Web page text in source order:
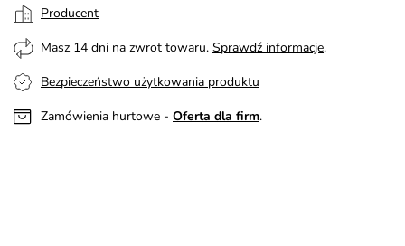
Producent
Masz 14 dni na zwrot towaru. Sprawdź informacje.
Bezpieczeństwo użytkowania produktu
Zamówienia hurtowe - Oferta dla firm.